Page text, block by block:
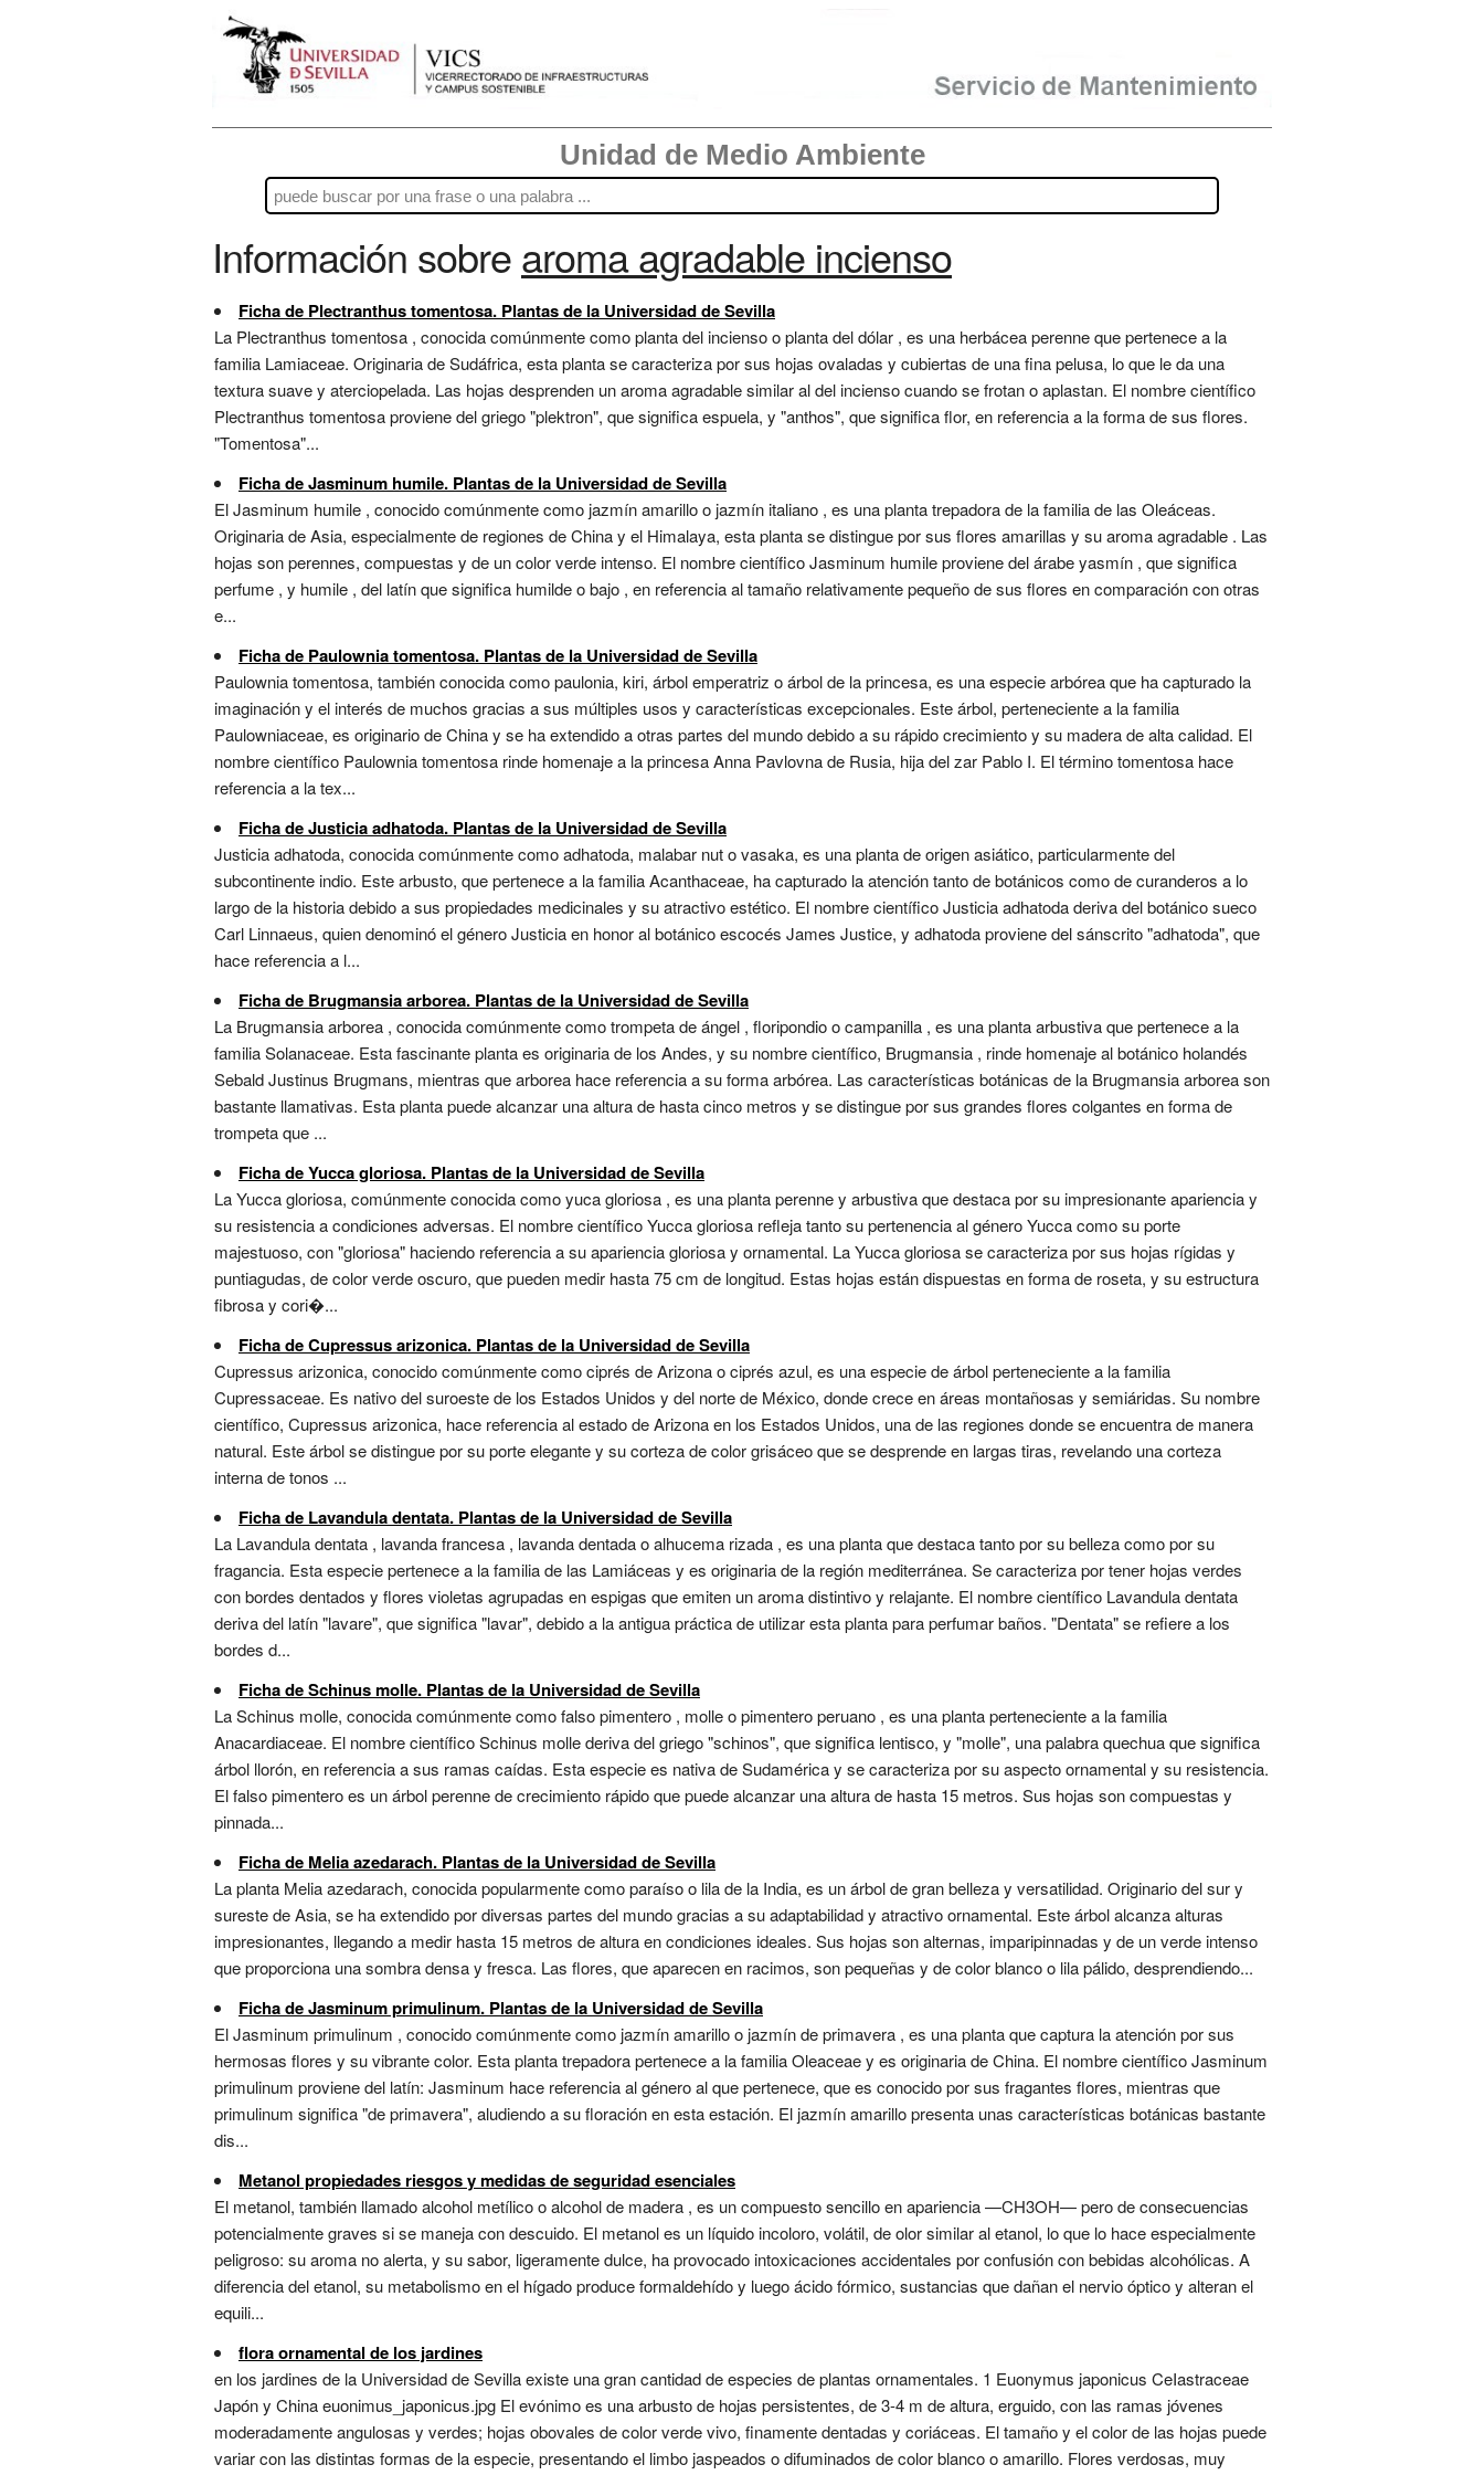
Unidad de Medio Ambiente
Información sobrearoma agradable incienso
Ficha de Plectranthus tomentosa. Plantas de la Universidad de Sevilla
La Plectranthus tomentosa , conocida comúnmente como planta del incienso o planta del dólar , es una herbácea perenne que pertenece a la
familia Lamiaceae. Originaria de Sudáfrica, esta planta se caracteriza por sus hojas ovaladas y cubiertas de una fina pelusa, lo que le da una
textura suave y aterciopelada. Las hojas desprenden un aroma agradable similar al del incienso cuando se frotan o aplastan. El nombre científico
Plectranthus tomentosa proviene del griego "plektron", que significa espuela, y "anthos", que significa flor, en referencia a la forma de sus flores.
"Tomentosa"...
Ficha de Jasminum humile. Plantas de la Universidad de Sevilla
El Jasminum humile , conocido comúnmente como jazmín amarillo o jazmín italiano , es una planta trepadora de la familia de las Oleáceas.
Originaria de Asia, especialmente de regiones de China y el Himalaya, esta planta se distingue por sus flores amarillas y su aroma agradable . Las
hojas son perennes, compuestas y de un color verde intenso. El nombre científico Jasminum humile proviene del árabe yasmín , que significa
perfume , y humile , del latín que significa humilde o bajo , en referencia al tamaño relativamente pequeño de sus flores en comparación con otras
e...
Ficha de Paulownia tomentosa. Plantas de la Universidad de Sevilla
Paulownia tomentosa, también conocida como paulonia, kiri, árbol emperatriz o árbol de la princesa, es una especie arbórea que ha capturado la
imaginación y el interés de muchos gracias a sus múltiples usos y características excepcionales. Este árbol, perteneciente a la familia
Paulowniaceae, es originario de China y se ha extendido a otras partes del mundo debido a su rápido crecimiento y su madera de alta calidad. El
nombre científico Paulownia tomentosa rinde homenaje a la princesa Anna Pavlovna de Rusia, hija del zar Pablo I. El término tomentosa hace
referencia a la tex...
Ficha de Justicia adhatoda. Plantas de la Universidad de Sevilla
Justicia adhatoda, conocida comúnmente como adhatoda, malabar nut o vasaka, es una planta de origen asiático, particularmente del
subcontinente indio. Este arbusto, que pertenece a la familia Acanthaceae, ha capturado la atención tanto de botánicos como de curanderos a lo
largo de la historia debido a sus propiedades medicinales y su atractivo estético. El nombre científico Justicia adhatoda deriva del botánico sueco
Carl Linnaeus, quien denominó el género Justicia en honor al botánico escocés James Justice, y adhatoda proviene del sánscrito "adhatoda", que
hace referencia a l...
Ficha de Brugmansia arborea. Plantas de la Universidad de Sevilla
La Brugmansia arborea , conocida comúnmente como trompeta de ángel , floripondio o campanilla , es una planta arbustiva que pertenece a la
familia Solanaceae. Esta fascinante planta es originaria de los Andes, y su nombre científico, Brugmansia , rinde homenaje al botánico holandés
Sebald Justinus Brugmans, mientras que arborea hace referencia a su forma arbórea. Las características botánicas de la Brugmansia arborea son
bastante llamativas. Esta planta puede alcanzar una altura de hasta cinco metros y se distingue por sus grandes flores colgantes en forma de
trompeta que ...
Ficha de Yucca gloriosa. Plantas de la Universidad de Sevilla
La Yucca gloriosa, comúnmente conocida como yuca gloriosa , es una planta perenne y arbustiva que destaca por su impresionante apariencia y
su resistencia a condiciones adversas. El nombre científico Yucca gloriosa refleja tanto su pertenencia al género Yucca como su porte
majestuoso, con "gloriosa" haciendo referencia a su apariencia gloriosa y ornamental. La Yucca gloriosa se caracteriza por sus hojas rígidas y
puntiagudas, de color verde oscuro, que pueden medir hasta 75 cm de longitud. Estas hojas están dispuestas en forma de roseta, y su estructura
fibrosa y cori�...
Ficha de Cupressus arizonica. Plantas de la Universidad de Sevilla
Cupressus arizonica, conocido comúnmente como ciprés de Arizona o ciprés azul, es una especie de árbol perteneciente a la familia
Cupressaceae. Es nativo del suroeste de los Estados Unidos y del norte de México, donde crece en áreas montañosas y semiáridas. Su nombre
científico, Cupressus arizonica, hace referencia al estado de Arizona en los Estados Unidos, una de las regiones donde se encuentra de manera
natural. Este árbol se distingue por su porte elegante y su corteza de color grisáceo que se desprende en largas tiras, revelando una corteza
interna de tonos ...
Ficha de Lavandula dentata. Plantas de la Universidad de Sevilla
La Lavandula dentata , lavanda francesa , lavanda dentada o alhucema rizada , es una planta que destaca tanto por su belleza como por su
fragancia. Esta especie pertenece a la familia de las Lamiáceas y es originaria de la región mediterránea. Se caracteriza por tener hojas verdes
con bordes dentados y flores violetas agrupadas en espigas que emiten un aroma distintivo y relajante. El nombre científico Lavandula dentata
deriva del latín "lavare", que significa "lavar", debido a la antigua práctica de utilizar esta planta para perfumar baños. "Dentata" se refiere a los
bordes d...
Ficha de Schinus molle. Plantas de la Universidad de Sevilla
La Schinus molle, conocida comúnmente como falso pimentero , molle o pimentero peruano , es una planta perteneciente a la familia
Anacardiaceae. El nombre científico Schinus molle deriva del griego "schinos", que significa lentisco, y "molle", una palabra quechua que significa
árbol llorón, en referencia a sus ramas caídas. Esta especie es nativa de Sudamérica y se caracteriza por su aspecto ornamental y su resistencia.
El falso pimentero es un árbol perenne de crecimiento rápido que puede alcanzar una altura de hasta 15 metros. Sus hojas son compuestas y
pinnada...
Ficha de Melia azedarach. Plantas de la Universidad de Sevilla
La planta Melia azedarach, conocida popularmente como paraíso o lila de la India, es un árbol de gran belleza y versatilidad. Originario del sur y
sureste de Asia, se ha extendido por diversas partes del mundo gracias a su adaptabilidad y atractivo ornamental. Este árbol alcanza alturas
impresionantes, llegando a medir hasta 15 metros de altura en condiciones ideales. Sus hojas son alternas, imparipinnadas y de un verde intenso
que proporciona una sombra densa y fresca. Las flores, que aparecen en racimos, son pequeñas y de color blanco o lila pálido, desprendiendo...
Ficha de Jasminum primulinum. Plantas de la Universidad de Sevilla
El Jasminum primulinum , conocido comúnmente como jazmín amarillo o jazmín de primavera , es una planta que captura la atención por sus
hermosas flores y su vibrante color. Esta planta trepadora pertenece a la familia Oleaceae y es originaria de China. El nombre científico Jasminum
primulinum proviene del latín: Jasminum hace referencia al género al que pertenece, que es conocido por sus fragantes flores, mientras que
primulinum significa "de primavera", aludiendo a su floración en esta estación. El jazmín amarillo presenta unas características botánicas bastante
dis...
Metanol propiedades riesgos y medidas de seguridad esenciales
El metanol, también llamado alcohol metílico o alcohol de madera , es un compuesto sencillo en apariencia —CH3OH— pero de consecuencias
potencialmente graves si se maneja con descuido. El metanol es un líquido incoloro, volátil, de olor similar al etanol, lo que lo hace especialmente
peligroso: su aroma no alerta, y su sabor, ligeramente dulce, ha provocado intoxicaciones accidentales por confusión con bebidas alcohólicas. A
diferencia del etanol, su metabolismo en el hígado produce formaldehído y luego ácido fórmico, sustancias que dañan el nervio óptico y alteran el
equili...
flora ornamental de los jardines
en los jardines de la Universidad de Sevilla existe una gran cantidad de especies de plantas ornamentales. 1 Euonymus japonicus CeIastraceae
Japón y China euonimus_japonicus.jpg El evónimo es una arbusto de hojas persistentes, de 3-4 m de altura, erguido, con las ramas jóvenes
moderadamente angulosas y verdes; hojas obovales de color verde vivo, finamente dentadas y coriáceas. El tamaño y el color de las hojas puede
variar con las distintas formas de la especie, presentando el limbo jaspeados o difuminados de color blanco o amarillo. Flores verdosas, muy